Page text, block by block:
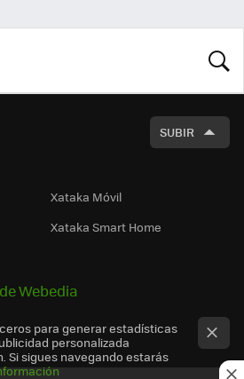
SUBIR
Xataka Móvil
Xataka Smart Home
Webedia
para generar estadísticas
personalizada
Si sigues navegando estarás